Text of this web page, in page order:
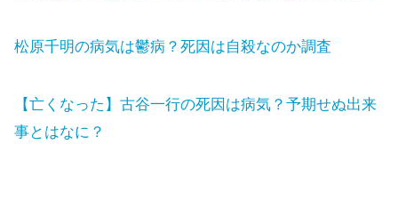
松原千明の病気は鬱病？死因は自殺なのか調査
【亡くなった】古谷一行の死因は病気？予期せぬ出来
事とはなに？